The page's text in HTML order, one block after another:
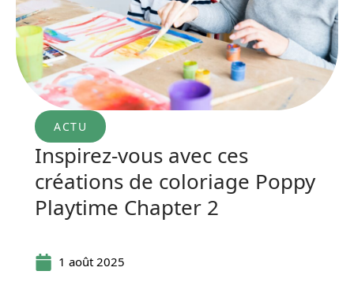
ACTU
Inspirez-vous avec ces
créations de coloriage Poppy
Playtime Chapter 2
1 août 2025